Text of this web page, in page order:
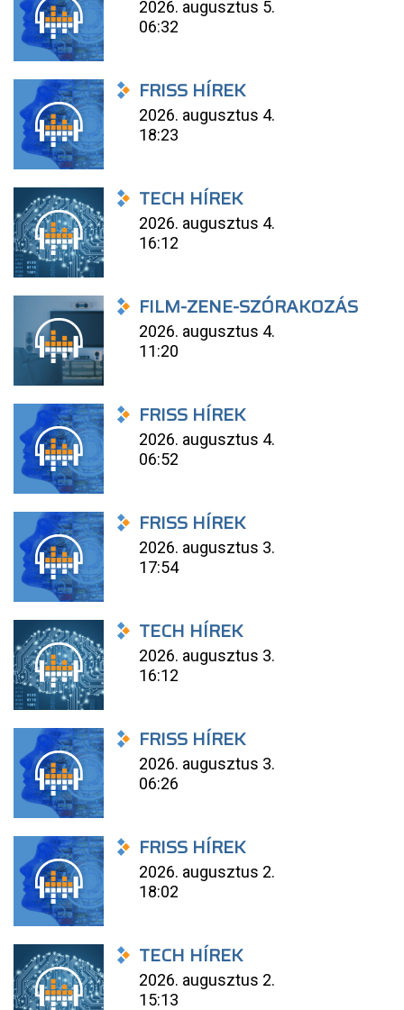
2026. augusztus 5.
06:32
FRISS HÍREK
2026. augusztus 4.
18:23
TECH HÍREK
2026. augusztus 4.
16:12
FILM-ZENE-SZÓRAKOZÁS
2026. augusztus 4.
11:20
FRISS HÍREK
2026. augusztus 4.
06:52
FRISS HÍREK
2026. augusztus 3.
17:54
TECH HÍREK
2026. augusztus 3.
16:12
FRISS HÍREK
2026. augusztus 3.
06:26
FRISS HÍREK
2026. augusztus 2.
18:02
TECH HÍREK
2026. augusztus 2.
15:13